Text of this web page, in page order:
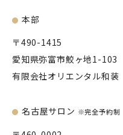
本部
〒490-1415
愛知県弥富市鮫ヶ地1-103
有限会社オリエンタル和装
名古屋サロン ※完全予約制